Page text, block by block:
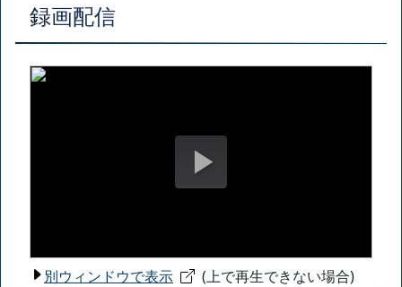
録画配信
別ウィンドウで表示
(上で再生できない場合)